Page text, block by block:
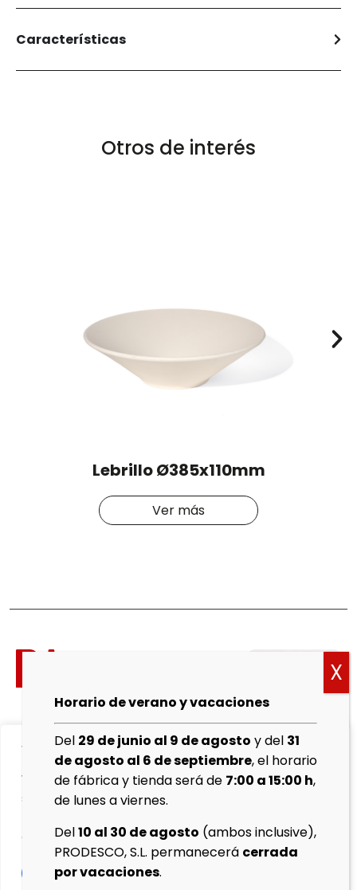
We value your privacy
We use cookies to enhance your browsing experience,
serve personalised ads or content, and analyse our
of cookies.
Customise
Características
Otros de interés
Lebrillo Ø385x110mm
Ver más
cookies
Aviso
Legal
Política de
Protocolo
de
Horario de verano y vacaciones
Del 29 de junio al 9 de agosto y del 31
de agosto al 6 de septiembre, el horario
de fábrica y tienda será de 7:00 a 15:00 h,
de lunes a viernes.
Del10 al 30 de agosto (ambos inclusive),
PRODESCO, S.L. permanecerá cerrada
por vacaciones.